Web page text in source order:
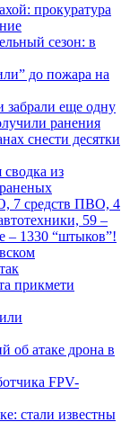
прокуратура
сезон: в
до пожара на
еще одну
ранения
снести десятки
из
7 средств ПВО, 4
59 –
– 1330 “штыков”!
прикмети
об атаке дрона в
FPV-
стали известны